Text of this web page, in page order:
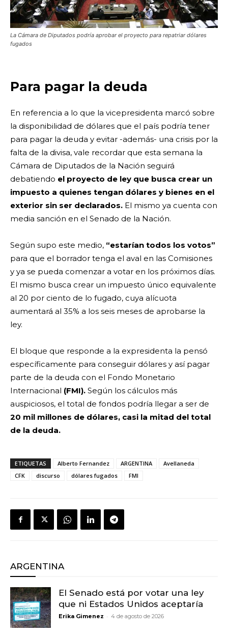
La Cámara de Diputados podría aprobar el proyecto para repatriar dólares
fugados
Para pagar la deuda
En referencia a lo que la vicepresidenta marcó sobre
la disponibilidad de dólares que el país podría tener
para pagar la deuda y evitar -además- una crisis por la
falta de la divisa, vale recordar que esta semana la
Cámara de Diputados de la Nación seguirá
debatiendo el proyecto de ley que busca crear un
impuesto a quienes tengan dólares y bienes en el
exterior sin ser declarados. El mismo ya cuenta con
media sanción en el Senado de la Nación.
Según supo este medio, “estarían todos los votos”
para que el borrador tenga el aval en las Comisiones
y ya se pueda comenzar a votar en los próximos días.
El mismo busca crear un impuesto único equivalente
al 20 por ciento de lo fugado, cuya alícuota
aumentará al 35% a los seis meses de aprobarse la
ley.
El bloque que responde a la expresidenta la pensó
específicamente para conseguir dólares y así pagar
parte de la deuda con el Fondo Monetario
Internacional (FMI). Según los cálculos más
auspiciosos, el total de fondos podría llegar a ser de
20 mil millones de dólares, casi la mitad del total
de la deuda.
ETIQUETAS Alberto Fernandez ARGENTINA
Avellaneda
CFK
discurso dólares fugados FMI
ARGENTINA
El Senado está por votar una ley
que ni Estados Unidos aceptaría
Erika Gimenez - 4 de agosto de 2026